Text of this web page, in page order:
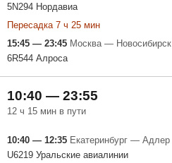
5N294 Нордавиа
Пересадка 7 ч 25 мин
15:45 — 23:45 Москва — Новосибирск
6R544 Алроса
10:40 — 23:55
12 ч 15 мин в пути
10:40 — 12:35 Екатеринбург — Адлер
U6219 Уральские авиалинии